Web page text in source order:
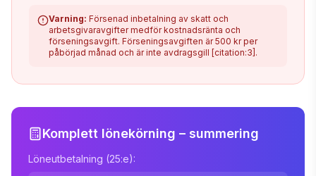
Varning: Försenad inbetalning av skatt och
arbetsgivaravgifter medför kostnadsränta och
förseningsavgift. Förseningsavgiften är 500 kr per
påbörjad månad och är inte avdragsgill [citation:3].
Komplett lönekörning – summering
Löneutbetalning (25:e):